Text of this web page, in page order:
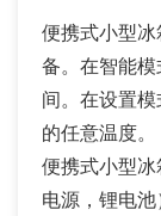
便携式小型
备。在智能模
间。在设置
的任意温度。
便携式小型
电源，锂电